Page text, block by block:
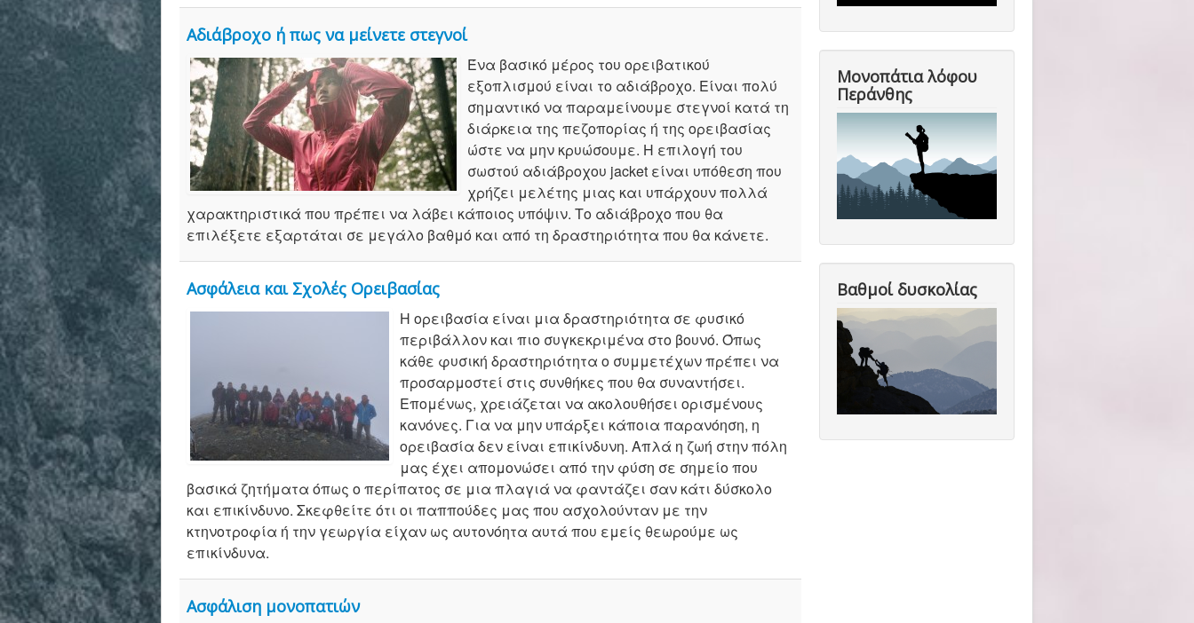
Αδιάβροχο ή πως να μείνετε στεγνοί
Ένα βασικό μέρος του ορειβατικού
εξοπλισμού είναι το αδιάβροχο. Είναι πολύ
σημαντικό να παραμείνουμε στεγνοί κατά τη
διάρκεια της πεζοπορίας ή της ορειβασίας
ώστε να μην κρυώσουμε. Η επιλογή του
σωστού αδιάβροχου jacket είναι υπόθεση που
χρήζει μελέτης μιας και υπάρχουν πολλά
χαρακτηριστικά που πρέπει να λάβει κάποιος υπόψιν. Το αδιάβροχο που θα
επιλέξετε εξαρτάται σε μεγάλο βαθμό και από τη δραστηριότητα που θα κάνετε.
Ασφάλεια και Σχολές Ορειβασίας
Η ορειβασία είναι μια δραστηριότητα σε φυσικό
περιβάλλον και πιο συγκεκριμένα στο βουνό. Όπως
κάθε φυσική δραστηριότητα ο συμμετέχων πρέπει να
προσαρμοστεί στις συνθήκες που θα συναντήσει.
Επομένως, χρειάζεται να ακολουθήσει ορισμένους
κανόνες. Για να μην υπάρξει κάποια παρανόηση, η
ορειβασία δεν είναι επικίνδυνη. Απλά η ζωή στην πόλη
μας έχει απομονώσει από την φύση σε σημείο που
βασικά ζητήματα όπως ο περίπατος σε μια πλαγιά να φαντάζει σαν κάτι δύσκολο
και επικίνδυνο. Σκεφθείτε ότι οι παππούδες μας που ασχολούνταν με την
κτηνοτροφία ή την γεωργία είχαν ως αυτονόητα αυτά που εμείς θεωρούμε ως
επικίνδυνα.
Ασφάλιση μονοπατιών
Μονοπάτια λόφου
Περάνθης
Βαθμοί δυσκολίας